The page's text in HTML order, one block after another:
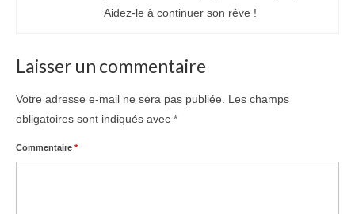
Aidez-le à continuer son rêve !
Laisser un commentaire
Votre adresse e-mail ne sera pas publiée.
Les champs
obligatoires sont indiqués avec *
Commentaire *